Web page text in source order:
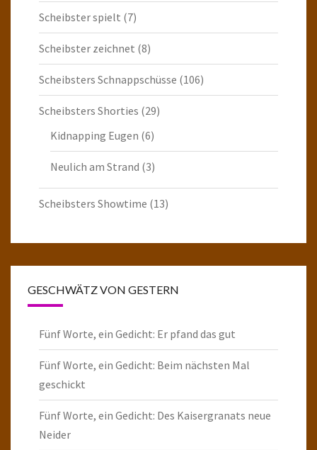
Scheibster spielt (7)
Scheibster zeichnet (8)
Scheibsters Schnappschüsse (106)
Scheibsters Shorties (29)
Kidnapping Eugen (6)
Neulich am Strand (3)
Scheibsters Showtime (13)
GESCHWÄTZ VON GESTERN
Fünf Worte, ein Gedicht: Er pfand das gut
Fünf Worte, ein Gedicht: Beim nächsten Mal
geschickt
Fünf Worte, ein Gedicht: Des Kaisergranats neue
Neider